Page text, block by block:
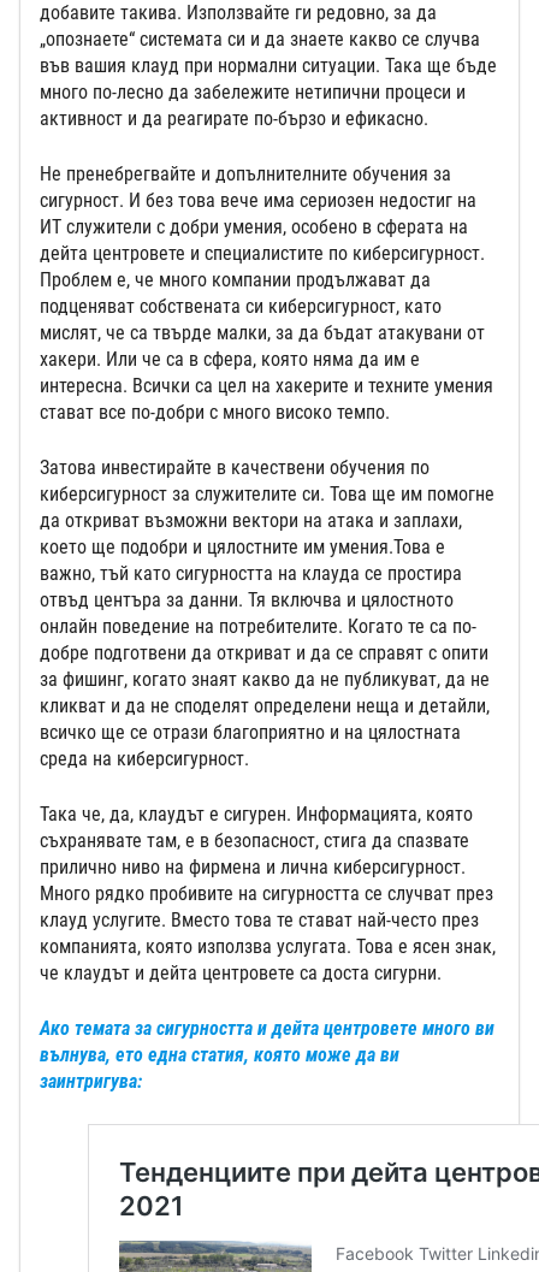
добавите такива. Използвайте ги редовно, за да
„опознаете“ системата си и да знаете какво се случва
във вашия клауд при нормални ситуации. Така ще бъде
много по-лесно да забележите нетипични процеси и
активност и да реагирате по-бързо и ефикасно.
Не пренебрегвайте и допълнителните обучения за
сигурност. И без това вече има сериозен недостиг на
ИТ служители с добри умения, особено в сферата на
дейта центровете и специалистите по киберсигурност.
Проблем е, че много компании продължават да
подценяват собствената си киберсигурност, като
мислят, че са твърде малки, за да бъдат атакувани от
хакери. Или че са в сфера, която няма да им е
интересна. Всички са цел на хакерите и техните умения
стават все по-добри с много високо темпо.
Затова инвестирайте в качествени обучения по
киберсигурност за служителите си. Това ще им помогне
да откриват възможни вектори на атака и заплахи,
което ще подобри и цялостните им умения.Това е
важно, тъй като сигурността на клауда се простира
отвъд центъра за данни. Тя включва и цялостното
онлайн поведение на потребителите. Когато те са по-
добре подготвени да откриват и да се справят с опити
за фишинг, когато знаят какво да не публикуват, да не
кликват и да не споделят определени неща и детайли,
всичко ще се отрази благоприятно и на цялостната
среда на киберсигурност.
Така че, да, клаудът е сигурен. Информацията, която
съхранявате там, е в безопасност, стига да спазвате
прилично ниво на фирмена и лична киберсигурност.
Много рядко пробивите на сигурността се случват през
клауд услугите. Вместо това те стават най-често през
компанията, която използва услугата. Това е ясен знак,
че клаудът и дейта центровете са доста сигурни.
Ако темата за сигурността и дейта центровете много ви
вълнува, ето една статия, която може да ви
заинтригува: